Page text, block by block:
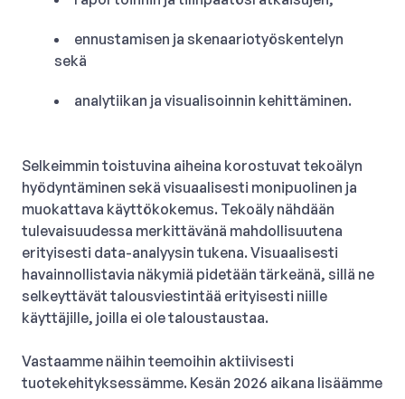
ennustamisen ja skenaariotyöskentelyn
sekä
analytiikan ja visualisoinnin kehittäminen.
Selkeimmin toistuvina aiheina korostuvat tekoälyn
hyödyntäminen sekä visuaalisesti monipuolinen ja
muokattava käyttökokemus. Tekoäly nähdään
tulevaisuudessa merkittävänä mahdollisuutena
erityisesti data-analyysin tukena. Visuaalisesti
havainnollistavia näkymiä pidetään tärkeänä, sillä ne
selkeyttävät talousviestintää erityisesti niille
käyttäjille, joilla ei ole taloustaustaa.
Vastaamme näihin teemoihin aktiivisesti
tuotekehityksessämme. Kesän 2026 aikana lisäämme